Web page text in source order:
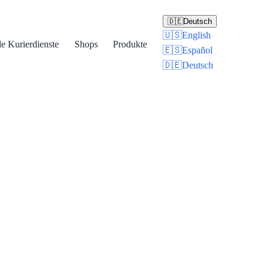
Kurierdienste Shops Produkte
🇩🇪Deutsch
🇺🇸English
🇪🇸Español
🇩🇪Deutsch